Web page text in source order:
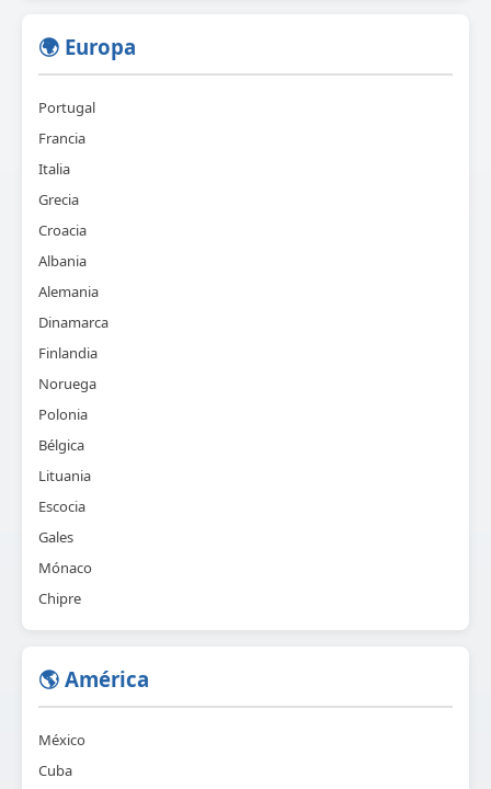
🌍 Europa
Portugal
Francia
Italia
Grecia
Croacia
Albania
Alemania
Dinamarca
Finlandia
Noruega
Polonia
Bélgica
Lituania
Escocia
Gales
Mónaco
Chipre
🌎 América
México
Cuba